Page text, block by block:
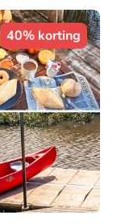
40% korting